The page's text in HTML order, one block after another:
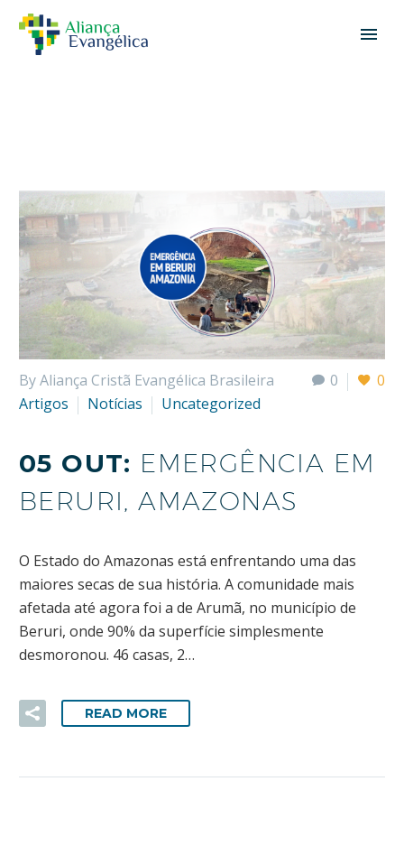
0 0
By Aliança Cristã Evangélica Brasileira
Artigos
Notícias Uncategorized
05 OUT: EMERGÊNCIA EM
BERURI, AMAZONAS
O Estado do Amazonas está enfrentando uma das
maiores secas de sua história. A comunidade mais
afetada até agora foi a de Arumã, no município de
Beruri, onde 90% da superfície simplesmente
desmoronou. 46 casas, 2…
READ MORE